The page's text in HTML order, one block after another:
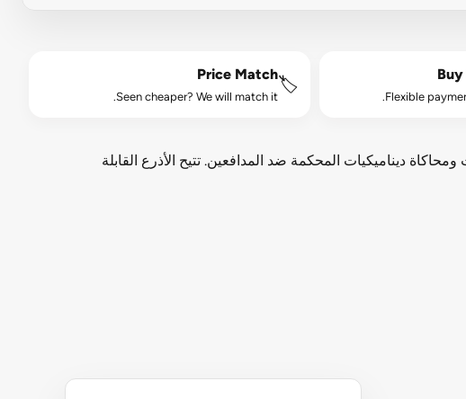
Flexible
🏷️
Price Match
Seen cheaper? We will match it.
ديناميكيات المحكمة ضد المدافعين. تتيح الأذرع القابلة